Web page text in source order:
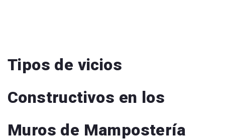
Tipos de vicios
Constructivos en los
Muros de Mampostería